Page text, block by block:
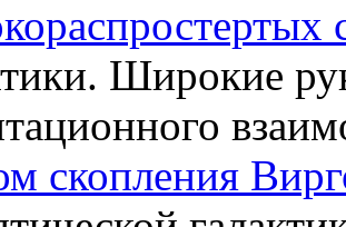
Широкие
скопления